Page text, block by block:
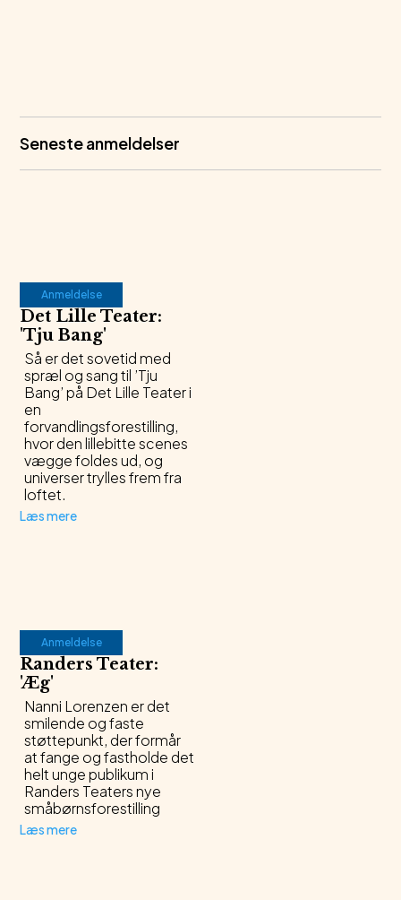
Seneste anmeldelser
Anmeldelse
Det Lille Teater:
'Tju Bang'
Så er det sovetid med
spræl og sang til ’Tju
Bang’ på Det Lille Teater i
en
forvandlingsforestilling,
hvor den lillebitte scenes
vægge foldes ud, og
universer trylles frem fra
loftet.
Læs mere
Anmeldelse
Randers Teater:
'Æg'
Nanni Lorenzen er det
smilende og faste
støttepunkt, der formår
at fange og fastholde det
helt unge publikum i
Randers Teaters nye
småbørnsforestilling
Læs mere